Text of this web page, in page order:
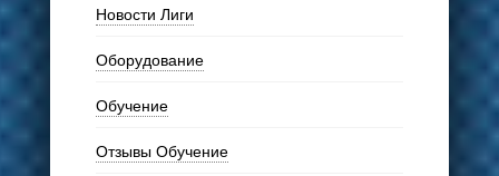
Новости Лиги
Оборудование
Обучение
Отзывы Обучение